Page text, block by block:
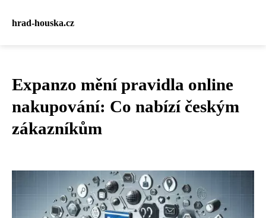
hrad-houska.cz
Expanzo mění pravidla online
nakupování: Co nabízí českým
zákazníkům